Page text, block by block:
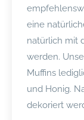
eine
natürlich mit
werden.
Muffins
und Honig.
dekoriert